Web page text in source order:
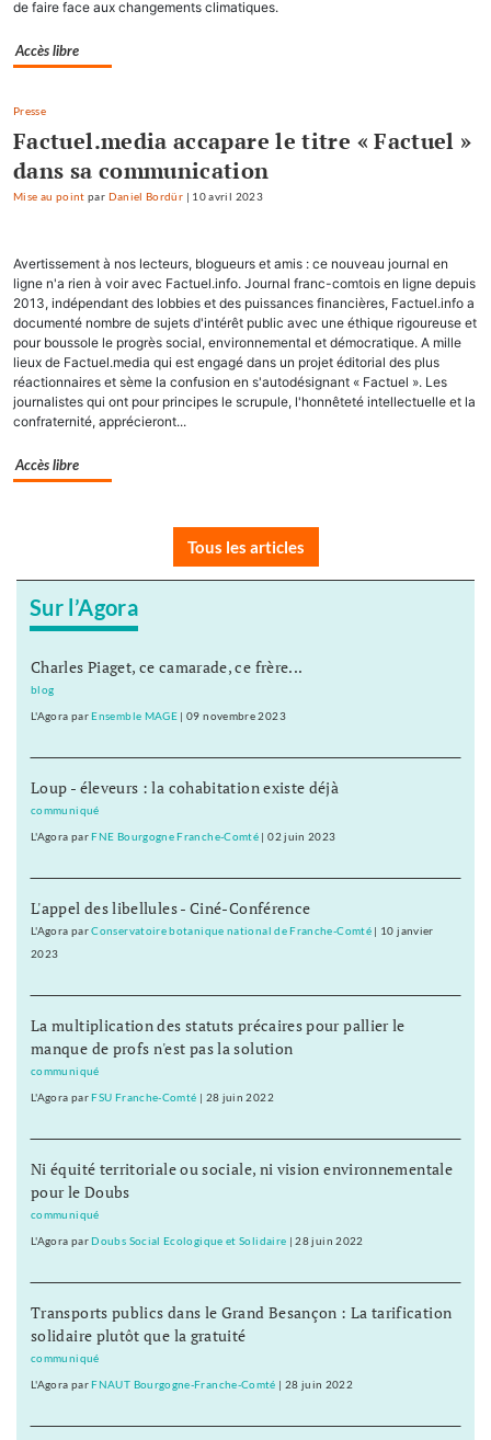
de faire face aux changements climatiques.
Accès libre
Presse
Factuel.media accapare le titre « Factuel »
dans sa communication
Mise au point par Daniel Bordür | 10 avril 2023
Avertissement à nos lecteurs, blogueurs et amis : ce nouveau journal en
ligne n'a rien à voir avec Factuel.info. Journal franc-comtois en ligne depuis
2013, indépendant des lobbies et des puissances financières, Factuel.info a
documenté nombre de sujets d'intérêt public avec une éthique rigoureuse et
pour boussole le progrès social, environnemental et démocratique. A mille
lieux de Factuel.media qui est engagé dans un projet éditorial des plus
réactionnaires et sème la confusion en s'autodésignant « Factuel ». Les
journalistes qui ont pour principes le scrupule, l'honnêteté intellectuelle et la
confraternité, apprécieront...
Accès libre
Tous les articles
Sur l’Agora
Charles Piaget, ce camarade, ce frère...
blog
L'Agora parEnsemble MAGE |09 novembre 2023
Loup - éleveurs : la cohabitation existe déjà
communiqué
L'Agora parFNE Bourgogne Franche-Comté |02 juin 2023
L'appel des libellules - Ciné-Conférence
L'Agora parConservatoire botanique national de Franche-Comté| 10 janvier
2023
La multiplication des statuts précaires pour pallier le
manque de profs n'est pas la solution
communiqué
L'Agora parFSU Franche-Comté | 28 juin 2022
Ni équité territoriale ou sociale, ni vision environnementale
pour le Doubs
communiqué
L'Agora parDoubs Social Ecologique et Solidaire |28 juin 2022
Transports publics dans le Grand Besançon : La tarification
solidaire plutôt que la gratuité
communiqué
L'Agora parFNAUT Bourgogne-Franche-Comté | 28 juin 2022